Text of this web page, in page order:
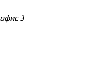
3